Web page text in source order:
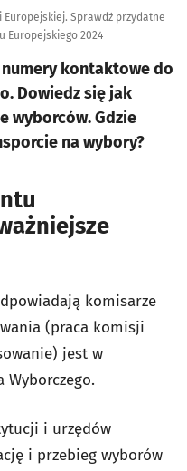
Sprawdź przydatne
Europejskiego 2024
kontaktowe do
Dowiedz się jak
wyborców. Gdzie
na wybory?
komisarze
(praca komisji
jest w
i urzędów
i przebieg wyborów